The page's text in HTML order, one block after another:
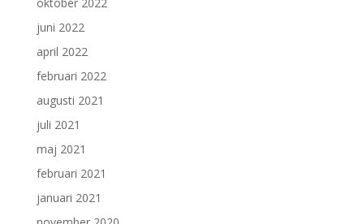
juni 2022
april 2022
februari 2022
augusti 2021
juli 2021
maj 2021
februari 2021
januari 2021